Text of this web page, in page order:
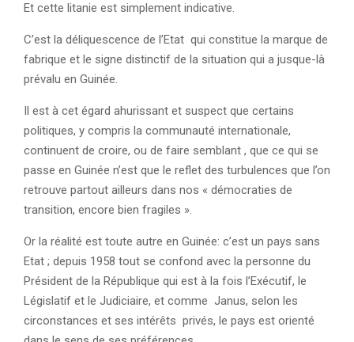
Et cette litanie est simplement indicative.
C’est la déliquescence de l’Etat qui constitue la marque de
fabrique et le signe distinctif de la situation qui a jusque-là
prévalu en Guinée.
Il est à cet égard ahurissant et suspect que certains
politiques, y compris la communauté internationale,
continuent de croire, ou de faire semblant , que ce qui se
passe en Guinée n’est que le reflet des turbulences que l’on
retrouve partout ailleurs dans nos « démocraties de
transition, encore bien fragiles ».
Or la réalité est toute autre en Guinée: c’est un pays sans
Etat ; depuis 1958 tout se confond avec la personne du
Président de la République qui est à la fois l’Exécutif, le
Législatif et le Judiciaire, et comme Janus, selon les
circonstances et ses intérêts privés, le pays est orienté